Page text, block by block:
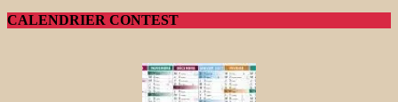
CALENDRIER CONTEST